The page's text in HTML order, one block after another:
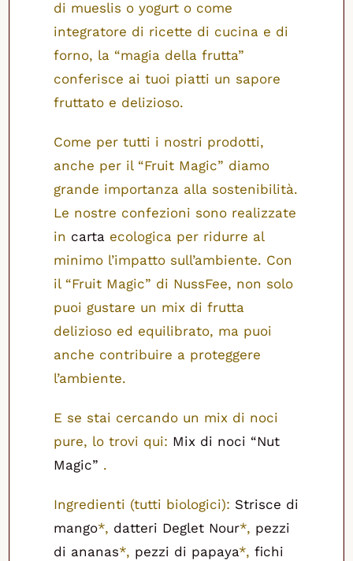
di mueslis o yogurt o come
integratore di ricette di cucina e di
forno, la “magia della frutta”
conferisce ai tuoi piatti un sapore
fruttato e delizioso.
Come per tutti i nostri prodotti,
anche per il “Fruit Magic” diamo
grande importanza alla sostenibilità.
Le nostre confezioni sono realizzate
in carta ecologica per ridurre al
minimo l’impatto sull’ambiente. Con
il “Fruit Magic” di NussFee, non solo
puoi gustare un mix di frutta
delizioso ed equilibrato, ma puoi
anche contribuire a proteggere
l’ambiente.
E se stai cercando un mix di noci
pure, lo trovi qui: Mix di noci “Nut
Magic” .
Ingredienti (tutti biologici): Strisce di
mango*, datteri Deglet Nour*, pezzi
di ananas*, pezzi di papaya*,fichi